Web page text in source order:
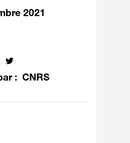
2021
:
: CNRS